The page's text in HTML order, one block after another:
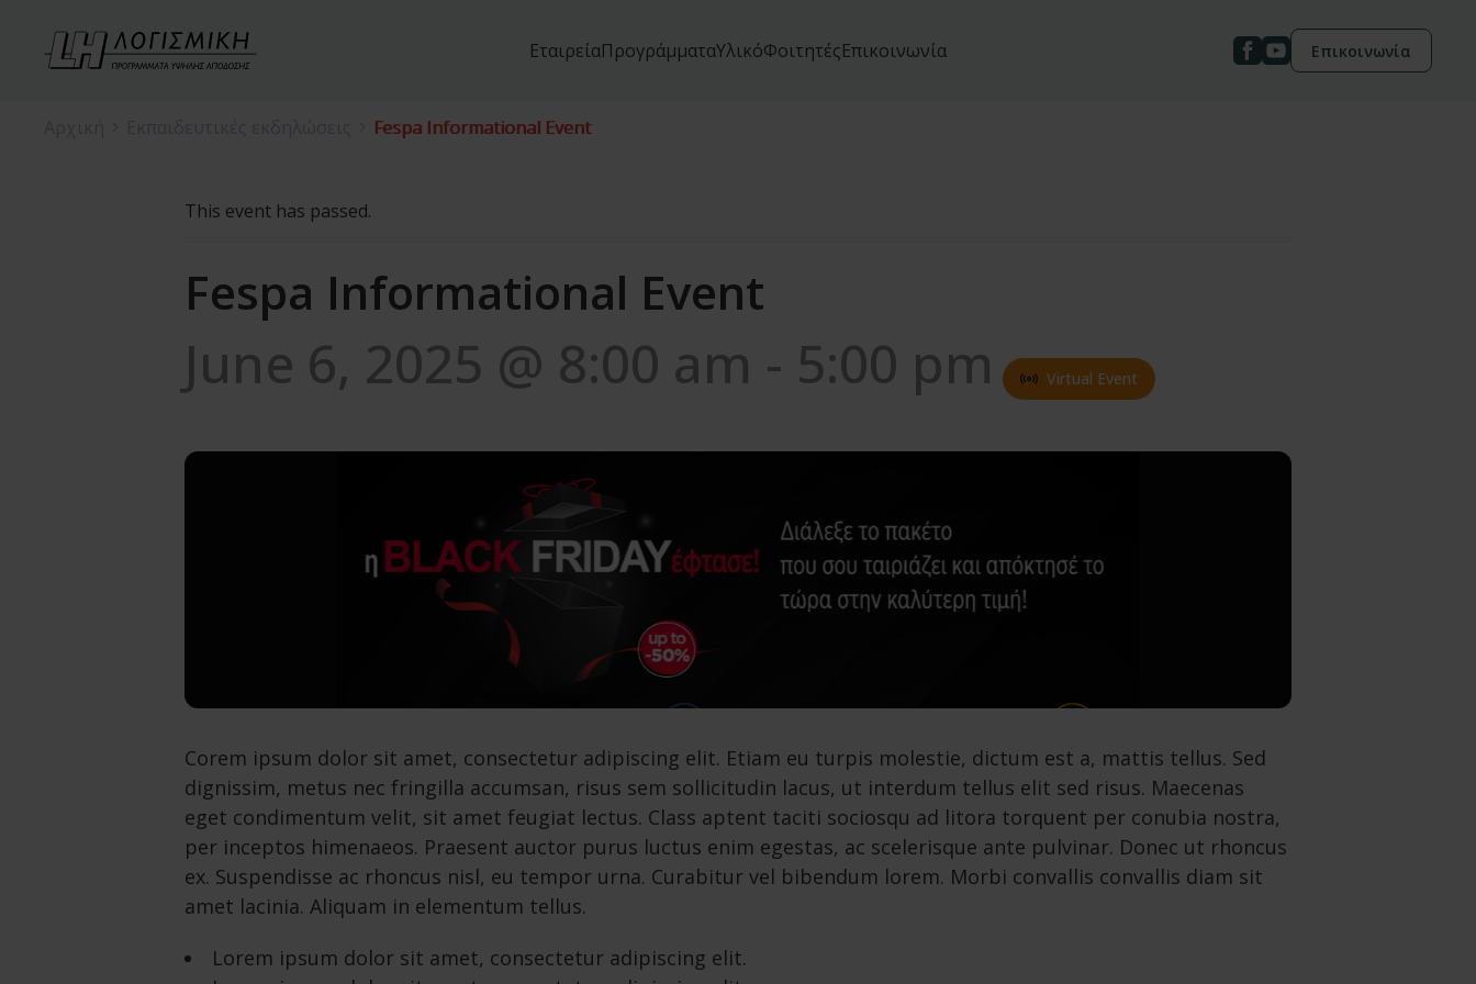
ΕταιρείαΠρογράμματαΥλικόΦοιτητέςΕπικοινωνία Επικοινωνία
Fespa Informational Event
This event has passed.
Fespa Informational Event
June 6, 2025 @ 8:00 am - 5:00 pm Virtual Event
Corem ipsum dolor sit amet, consectetur adipiscing elit. Etiam eu turpis molestie, dictum est a, mattis tellus. Sed
dignissim, metus nec fringilla accumsan, risus sem sollicitudin lacus, ut interdum tellus elit sed risus. Maecenas
eget condimentum velit, sit amet feugiat lectus. Class aptent taciti sociosqu ad litora torquent per conubia nostra,
per inceptos himenaeos. Praesent auctor purus luctus enim egestas, ac scelerisque ante pulvinar. Donec ut rhoncus
ex. Suspendisse ac rhoncus nisl, eu tempor urna. Curabitur vel bibendum lorem. Morbi convallis convallis diam sit
amet lacinia. Aliquam in elementum tellus.
Lorem ipsum dolor sit amet, consectetur adipiscing elit.